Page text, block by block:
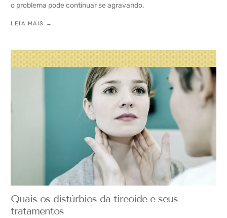
o problema pode continuar se agravando.
LEIA MAIS →
Quais os distúrbios da tireoide e seus
tratamentos